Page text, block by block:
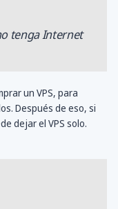
tenga Internet
un VPS, para
Después de eso, si
dejar el VPS solo.